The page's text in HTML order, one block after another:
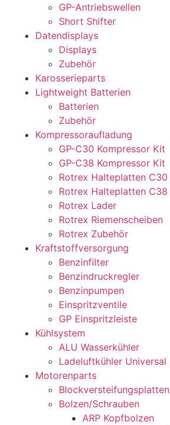
GP-Antriebswellen
Short Shifter
Datendisplays
Displays
Zubehör
Karosserieparts
Lightweight Batterien
Batterien
Zubehör
Kompressoraufladung
GP-C30 Kompressor Kit
GP-C38 Kompressor Kit
Rotrex Halteplatten C30
Rotrex Halteplatten C38
Rotrex Lader
Rotrex Riemenscheiben
Rotrex Zubehör
Kraftstoffversorgung
Benzinfilter
Benzindruckregler
Benzinpumpen
Einspritzventile
GP Einspritzleiste
Kühlsystem
ALU Wasserkühler
Ladeluftkühler Universal
Motorenparts
Blockversteifungsplatten
Bolzen/Schrauben
ARP Kopfbolzen